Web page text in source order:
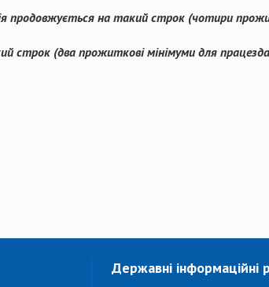
продовжується на такий строк (чотири
строк (два прожиткові мінімуми для
Державні інформаційні